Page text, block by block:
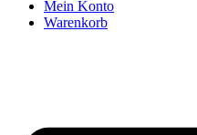
Mein Konto
Warenkorb